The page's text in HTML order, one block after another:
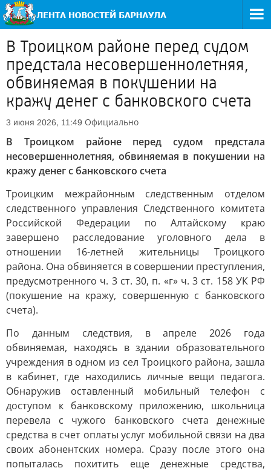
В Троицком районе перед судом
предстала несовершеннолетняя,
обвиняемая в покушении на
кражу денег с банковского счета
3 июня 2026, 11:49 Официально
В Троицком районе перед судом предстала
несовершеннолетняя, обвиняемая в покушении на
кражу денег с банковского счета
Троицким межрайонным следственным отделом
следственного управления Следственного комитета
Российской Федерации по Алтайскому краю
завершено расследование уголовного дела в
отношении 16-летней жительницы Троицкого
района. Она обвиняется в совершении преступления,
предусмотренного ч. 3 ст. 30, п. «г» ч. 3 ст. 158 УК РФ
(покушение на кражу, совершенную с банковского
счета).
По данным следствия, в апреле 2026 года
обвиняемая, находясь в здании образовательного
учреждения в одном из сел Троицкого района, зашла
в кабинет, где находились личные вещи педагога.
Обнаружив оставленный мобильный телефон с
доступом к банковскому приложению, школьница
перевела с чужого банковского счета денежные
средства в счет оплаты услуг мобильной связи на два
своих абонентских номера. Сразу после этого она
попыталась похитить еще денежные средства,